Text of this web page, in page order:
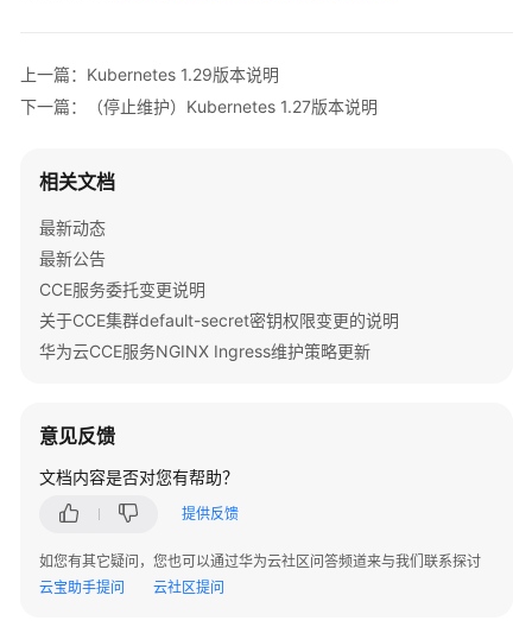
产
品
介
费
说
明
Kubernetes
基
识
门
上一篇：Kubernetes 1.29版本说明
下一篇：（停止维护）Kubernetes 1.27版本说明
相关文档
最新动态
最新公告
CCE服务委托变更说明
关于CCE集群default-secret密钥权限变更的说明
华为云CCE服务NGINX Ingress维护策略更新
意见反馈
文档内容是否对您有帮助？
提供反馈
如您有其它疑问，您也可以通过华为云社区问答频道来与我们联系探讨
云宝助手提问
云社区提问